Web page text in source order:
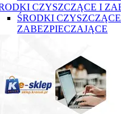
CZYSZCZĄCE I
ŚRODKI
ZABEZPIECZAJĄCE